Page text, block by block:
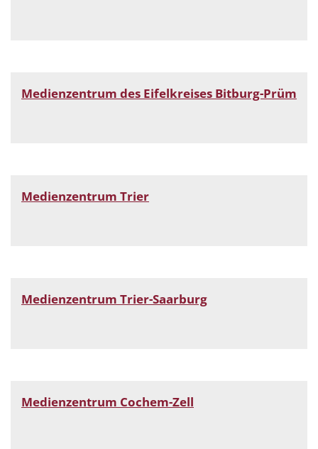
Medienzentrum des Eifelkreises Bitburg-Prüm
Medienzentrum Trier
Medienzentrum Trier-Saarburg
Medienzentrum Cochem-Zell